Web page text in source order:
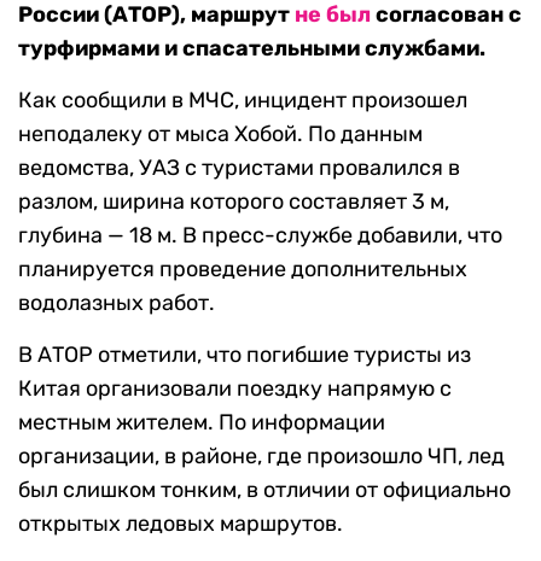
России (АТОР), маршрут не былсогласован с
турфирмами и спасательными службами.
Как сообщили в МЧС, инцидент произошел
неподалеку от мыса Хобой. По данным
ведомства, УАЗ с туристами провалился в
разлом, ширина которого составляет 3 м,
глубина — 18 м. В пресс-службе добавили, что
планируется проведение дополнительных
водолазных работ.
В АТОР отметили, что погибшие туристы из
Китая организовали поездку напрямую с
местным жителем. По информации
организации, в районе, где произошло ЧП, лед
был слишком тонким, в отличии от официально
открытых ледовых маршрутов.